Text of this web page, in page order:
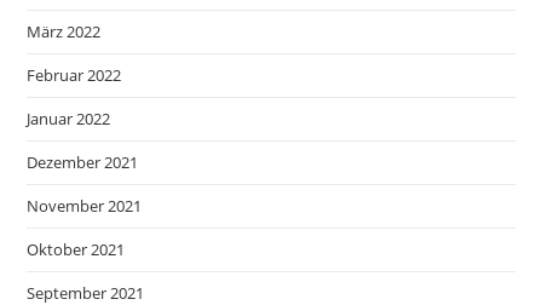
März 2022
Februar 2022
Januar 2022
Dezember 2021
November 2021
Oktober 2021
September 2021